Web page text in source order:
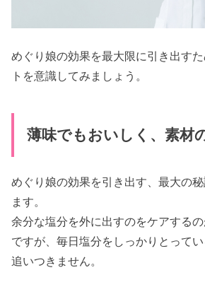
めぐり娘の効果を最大限に引き出す
トを意識してみましょう。
薄味でもおいしく、素材
めぐり娘の効果を引き出す、最大の
ます。
余分な塩分を外に出すのをケアする
ですが、毎日塩分をしっかりとって
追いつきません。